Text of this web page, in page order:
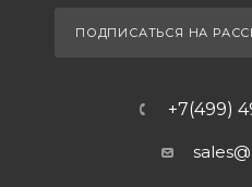
ПОДПИСАТЬСЯ НА
+7(499)